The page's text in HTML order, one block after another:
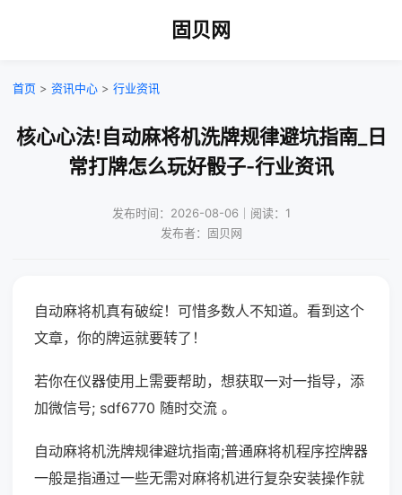
固贝网
首页 > 资讯中心 > 行业资讯
核心心法!自动麻将机洗牌规律避坑指南_日
常打牌怎么玩好骰子-行业资讯
发布时间：2026-08-06｜阅读：1
发布者：固贝网
自动麻将机真有破绽！可惜多数人不知道。看到这个
文章，你的牌运就要转了！
若你在仪器使用上需要帮助，想获取一对一指导，添
加微信号; sdf6770 随时交流 。
自动麻将机洗牌规律避坑指南;普通麻将机程序控牌器
一般是指通过一些无需对麻将机进行复杂安装操作就